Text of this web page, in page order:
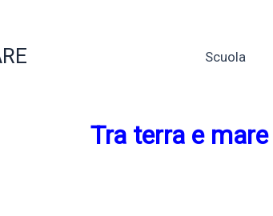
Scuola
Tra terra e mare